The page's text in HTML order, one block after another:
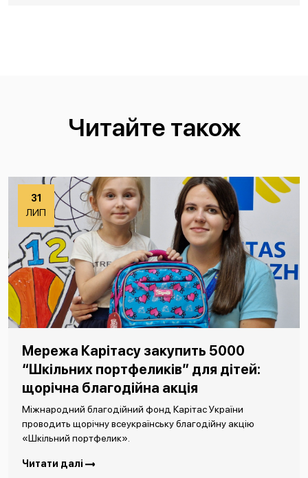
Читайте також
31
ЛИП
Мережа Карітасу закупить 5000
“Шкільних портфеликів” для дітей:
щорічна благодійна акція
Міжнародний благодійний фонд Карітас України
проводить щорічну всеукраїнську благодійну акцію
«Шкільний портфелик».
Читати далі